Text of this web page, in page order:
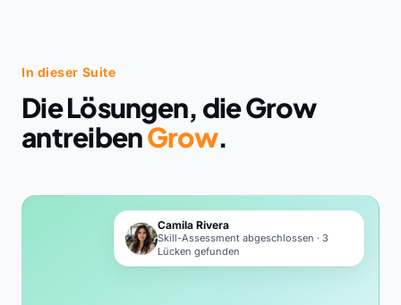
In dieser Suite
Die Lösungen, die Grow
antreibenGrow.
Camila Rivera
Skill-Assessment abgeschlossen · 3
Lücken gefunden